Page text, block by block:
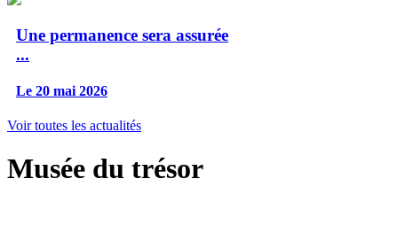
Une permanence sera assurée
...
Le 20 mai 2026
Voir toutes les actualités
Musée du trésor